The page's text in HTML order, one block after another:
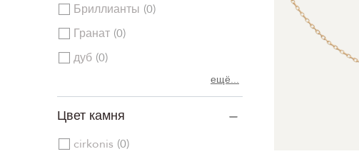
Бриллианты 0
Гранат 0
дуб 0
ещё...
Цвет камня
cirkonis 0